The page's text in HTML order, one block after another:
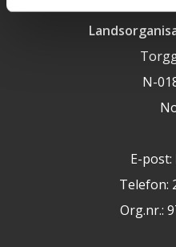
N-
E-post:
Telefon:
Org.nr.: